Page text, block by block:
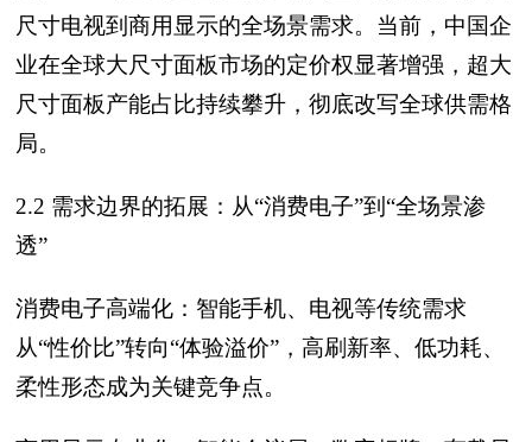
尺寸电视到商用显示的全场景需求。当前，中国企
业在全球大尺寸面板市场的定价权显著增强，超大
尺寸面板产能占比持续攀升，彻底改写全球供需格
局。
2.2 需求边界的拓展：从“消费电子”到“全场景渗
透”
消费电子高端化：智能手机、电视等传统需求
从“性价比”转向“体验溢价”，高刷新率、低功耗、
柔性形态成为关键竞争点。